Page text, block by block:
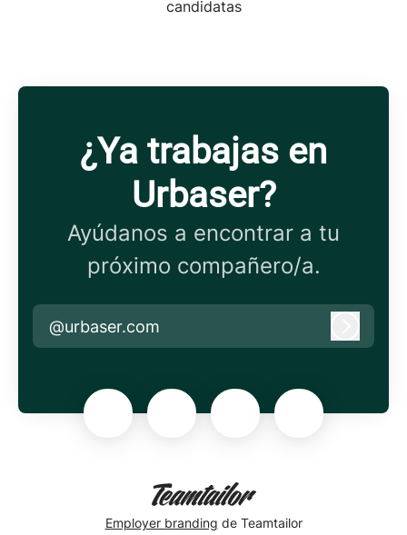
candidatas
¿Ya trabajas en
Urbaser?
Ayúdanos a encontrar a tu
próximo compañero/a.
@urbaser.com
Employer branding de Teamtailor